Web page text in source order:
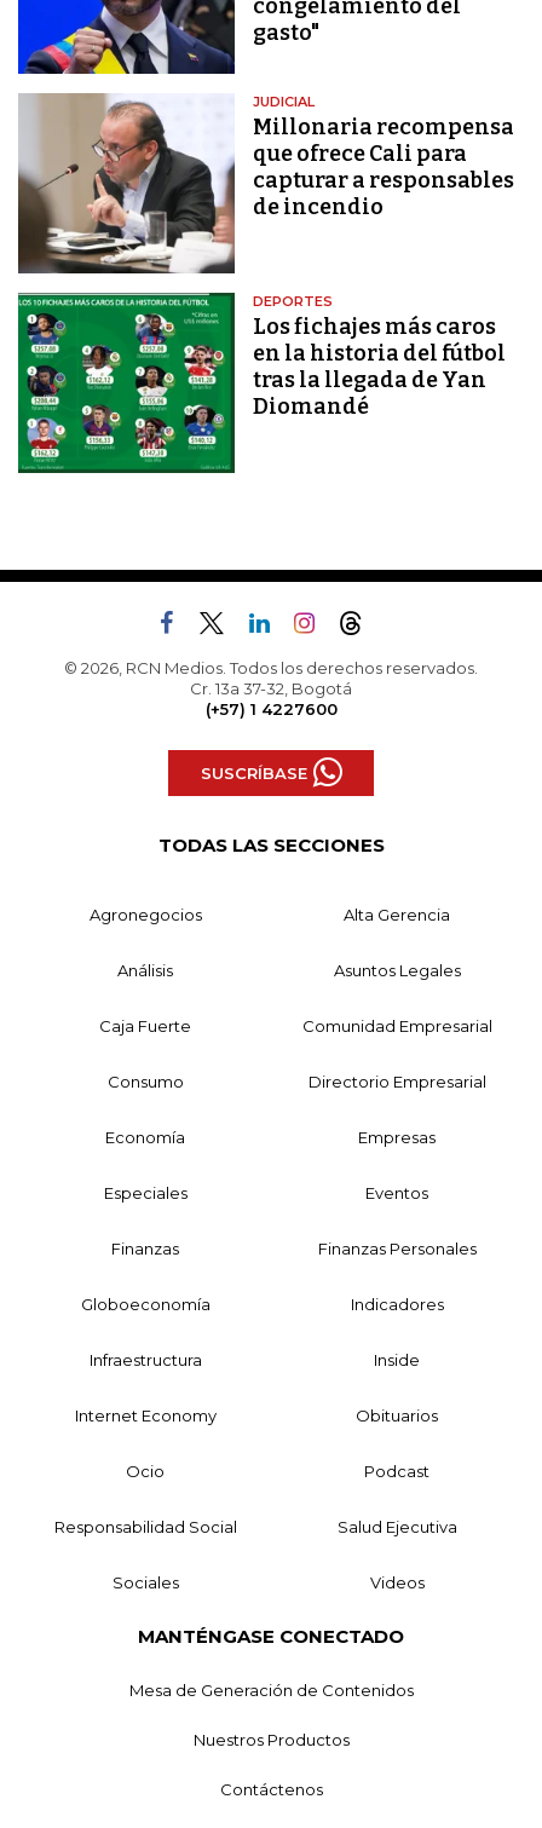
congelamiento del
gasto"
JUDICIAL
Millonaria recompensa
que ofrece Cali para
capturar a responsables
de incendio
DEPORTES
Los fichajes más caros
en la historia del fútbol
tras la llegada de Yan
Diomandé
© 2026, RCN Medios. Todos los derechos reservados.
Cr. 13a 37-32, Bogotá
(+57) 1 4227600
SUSCRÍBASE
TODAS LAS SECCIONES
Agronegocios Alta Gerencia
Análisis Asuntos Legales
Caja Fuerte Comunidad Empresarial
Consumo Directorio Empresarial
Economía Empresas
Especiales Eventos
Finanzas Finanzas Personales
Globoeconomía Indicadores
Infraestructura Inside
Internet Economy Obituarios
Ocio Podcast
Responsabilidad Social Salud Ejecutiva
Sociales Videos
MANTÉNGASE CONECTADO
Mesa de Generación de Contenidos
Nuestros Productos
Contáctenos